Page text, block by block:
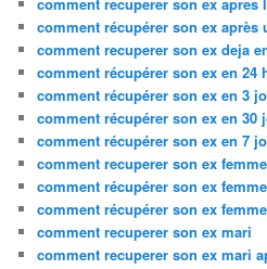
comment récupérer son ex après
comment recuperer son ex deja
comment récupérer son ex en 24
comment récupérer son ex en 3
comment récupérer son ex en 30
comment récupérer son ex en 7
comment recuperer son ex femme
comment récupérer son ex femme
comment récupérer son ex
comment recuperer son ex mari
comment recuperer son ex mari